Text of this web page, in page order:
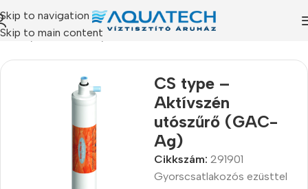
Skip to navigation
Skip to main content
/ Szűrőbetétek/
CS type –
Aktívszén
utószűrő (GAC-
Ag)
Cikkszám: 291901
Gyorscsatlakozós ezüsttel